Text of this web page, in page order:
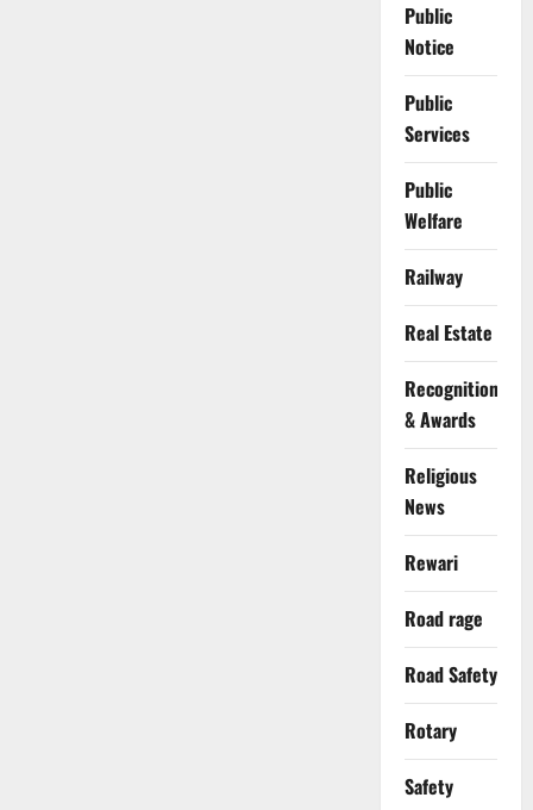
Public
Notice
Public
Services
Public
Welfare
Railway
Real Estate
Recognition
& Awards
Religious
News
Rewari
Road rage
Road Safety
Rotary
Safety